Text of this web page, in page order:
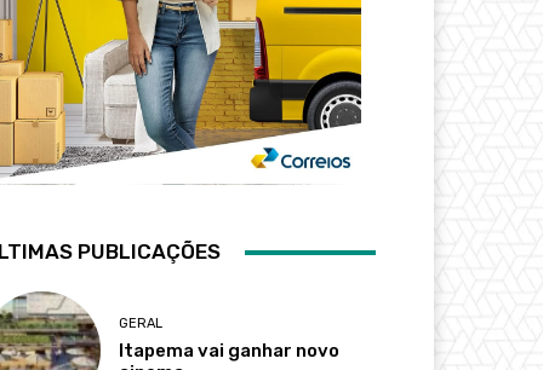
PUBLICAÇÕES
GERAL
Itapema vai ganhar novo